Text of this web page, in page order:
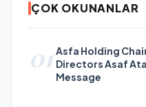
ÇOK OKUNANLAR
01Asfa Holding
Directors Asaf
Message